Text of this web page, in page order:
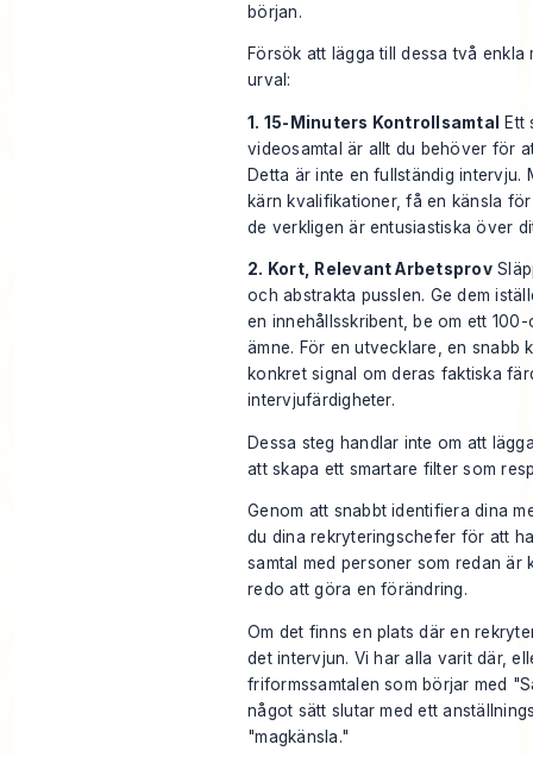
början.
Försök att lägga till dessa två
urval:
1. 15-Minuters Kontrollsamtal
Ett
videosamtal är allt du behöver för
Detta är inte en fullständig intervju.
kärn kvalifikationer, få en känsla
de verkligen är entusiastiska över
2. Kort, Relevant Arbetsprov
och abstrakta pusslen. Ge dem
en innehållsskribent, be om ett
ämne. För en utvecklare, en snabb
konkret signal om deras faktiska
intervjufärdigheter.
Dessa steg handlar inte om att
att skapa ett smartare filter som
Genom att snabbt identifiera dina
du dina rekryteringschefer för att
samtal med personer som redan
redo att göra en förändring.
Om det finns en plats där en
det intervjun. Vi har alla varit där,
friformssamtalen som börjar med
något sätt slutar med ett
"magkänsla."